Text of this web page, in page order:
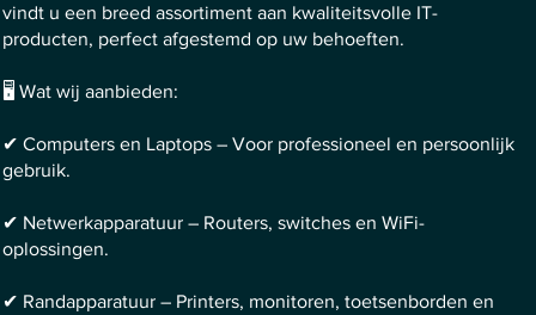
vindt u een breed assortiment aan kwaliteitsvolle IT-
producten, perfect afgestemd op uw behoeften.
🖥 Wat wij aanbieden:
✔ Computers en Laptops – Voor professioneel en persoonlijk
gebruik.
✔ Netwerkapparatuur – Routers, switches en WiFi-
oplossingen.
✔ Randapparatuur – Printers, monitoren, toetsenborden en